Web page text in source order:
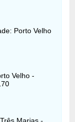
Porto Velho
Velho -
Marias -